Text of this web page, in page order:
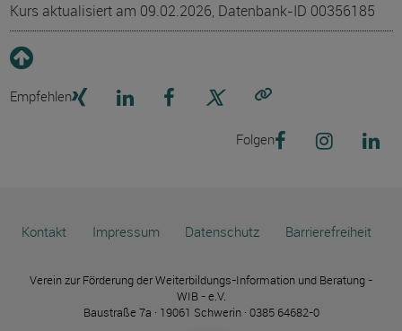
Kurs aktualisiert am 09.02.2026, Datenbank-ID 00356185
Empfehlen
Folgen
Kontakt Impressum Datenschutz Barrierefreiheit
Verein zur Förderung der Weiterbildungs-Information und Beratung -
WIB - e.V.
Baustraße 7a · 19061 Schwerin · 0385 64682-0